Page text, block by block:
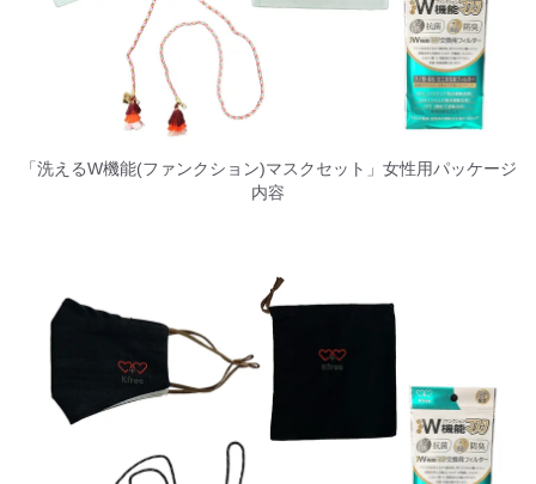
「洗えるW機能(ファンクション)マスクセット」女性用パッケージ
内容